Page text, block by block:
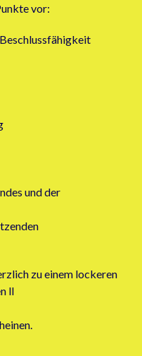
vor:
und der
zu einem lockeren
ll